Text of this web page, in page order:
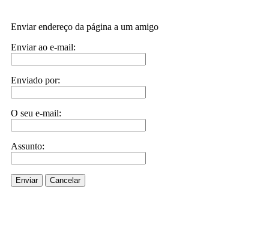
Enviar endereço da página a um amigo
Enviar ao e-mail:
Enviado por:
O seu e-mail:
Assunto:
Enviar Cancelar